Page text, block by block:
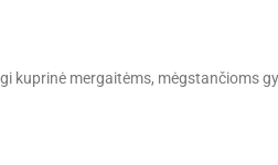
kuprinė mergaitėms, mėgstančioms